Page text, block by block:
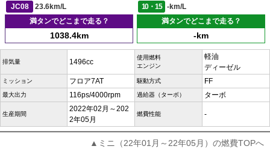
JC08
23.6km/L 10・15
-km/L
満タンでどこまで走る？
1038.4km
満タンでどこまで走る？
-km
排気量 1496cc
使用燃料
エンジン
軽油
ディーゼル
ミッション フロア7AT 駆動方式 FF
最大出力 116ps/4000rpm 過給器（ターボ） ターボ
生産期間
2022年02月～202
2年05月
燃費性能 -
▲ミニ（22年01月～22年05月）の燃費TOPへ